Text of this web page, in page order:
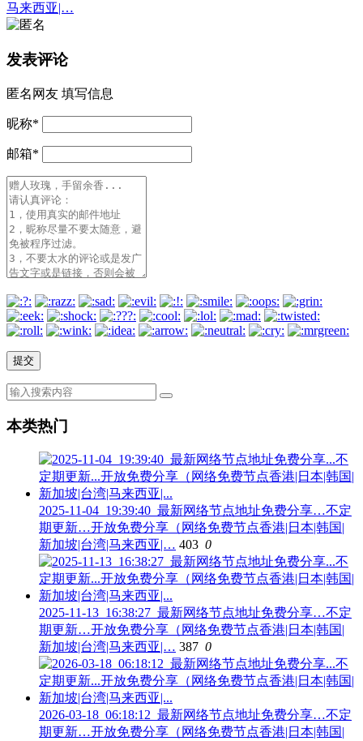
马来西亚|…
发表评论
匿名网友 填写信息
昵称*
邮箱*
本类热门
2025-11-04_19:39:40_最新网络节点地址免费分享…不定
期更新…开放免费分享（网络免费节点香港|日本|韩国|
新加坡|台湾|马来西亚|… 403 0
2025-11-13_16:38:27_最新网络节点地址免费分享…不定
期更新…开放免费分享（网络免费节点香港|日本|韩国|
新加坡|台湾|马来西亚|… 387 0
2026-03-18_06:18:12_最新网络节点地址免费分享…不定
期更新…开放免费分享（网络免费节点香港|日本|韩国|